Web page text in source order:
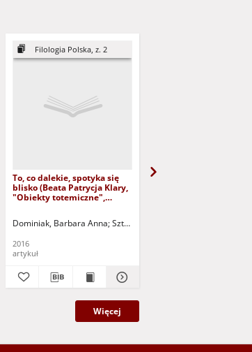
nacz.
Filologia Polska, z. 2
To, co dalekie, spotyka się
blisko (Beata Patrycja Klary,
"Obiekty totemiczne",
recenzja
Dominiak, Barbara Anna Sztyber, Radosław - red. nacz.
2016
artykuł
Więcej